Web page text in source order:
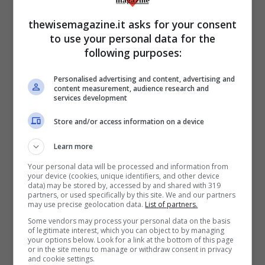
Rebecca Staffelli lo scatto senza veli (Foto Instagram
@rebecca_staffelli) -thewisemagazine.it
Lo scatto in bianco e nero la ritrae di
spalle,totalmente senza veli. Il suo
sguardo è super travolgente e ammaliante
e ha catturato non poco l’attenzione dei
suoi affezionati e tantissimi follower,
thewisemagazine.it asks for your consent
to use your personal data for the
following purposes:
Personalised advertising and content, advertising and
content measurement, audience research and
services development
Store and/or access information on a device
Learn more
Your personal data will be processed and information from
your device (cookies, unique identifiers, and other device
data) may be stored by, accessed by and shared with 319
partners, or used specifically by this site. We and our partners
may use precise geolocation data. List of partners.
Some vendors may process your personal data on the basis
of legitimate interest, which you can object to by managing
your options below. Look for a link at the bottom of this page
or in the site menu to manage or withdraw consent in privacy
and cookie settings.